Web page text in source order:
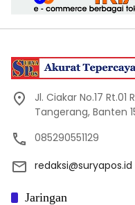
Jl. Ciakar No.17
Tangerang, Banten
085290551129
redaksi@suryapos.id
Jaringan